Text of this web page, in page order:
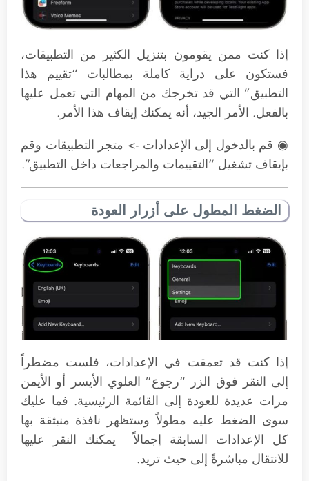
إذا كنت ممن يقومون بتنزيل الكثير من التطبيقات،
فستكون على دراية كاملة بمطالبات “تقييم هذا
التطبيق” التي قد تخرجك من المهام التي تعمل عليها
بالفعل. الأمر الجيد، أنه يمكنك إيقاف هذا الأمر.
◉ قم بالدخول إلى الإعدادات -> متجر التطبيقات وقم
بإيقاف تشغيل “التقييمات والمراجعات داخل التطبيق”.
الضغط المطول على أزرار العودة
إذا كنت قد تعمقت في الإعدادات، فلست مضطراً
إلى النقر فوق الزر “رجوع” العلوي الأيسر أو الأيمن
مرات عديدة للعودة إلى القائمة الرئيسية. فما عليك
سوى الضغط عليه مطولاً وستظهر نافذة منبثقة بها
كل الإعدادات السابقة إجمالاً يمكنك النقر عليها
للانتقال مباشرةً إلى حيث تريد.